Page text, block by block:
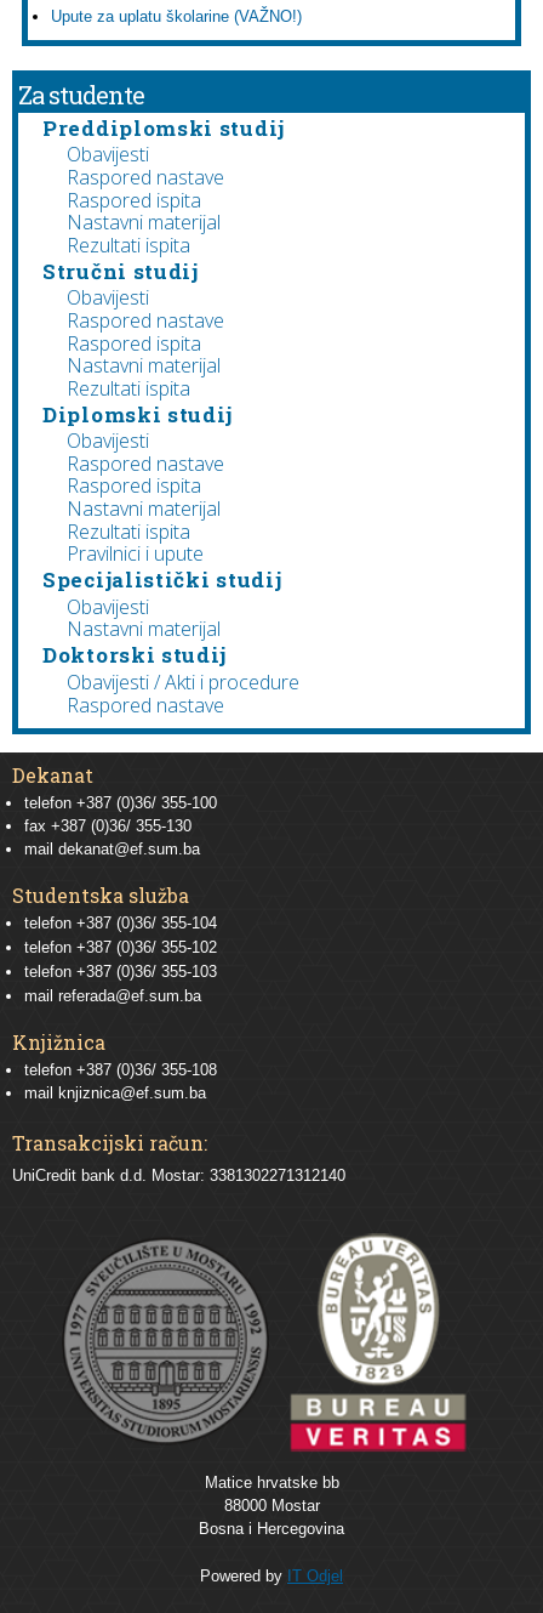
Upute za uplatu školarine (VAŽNO!)
Za studente
Preddiplomski studij
Obavijesti
Raspored nastave
Raspored ispita
Nastavni materijal
Rezultati ispita
Stručni studij
Obavijesti
Raspored nastave
Raspored ispita
Nastavni materijal
Rezultati ispita
Diplomski studij
Obavijesti
Raspored nastave
Raspored ispita
Nastavni materijal
Rezultati ispita
Pravilnici i upute
Specijalistički studij
Obavijesti
Nastavni materijal
Doktorski studij
Obavijesti / Akti i procedure
Raspored nastave
Dekanat
telefon +387 (0)36/ 355-100
fax +387 (0)36/ 355-130
mail dekanat@ef.sum.ba
Studentska služba
telefon +387 (0)36/ 355-104
telefon +387 (0)36/ 355-102
telefon +387 (0)36/ 355-103
mail referada@ef.sum.ba
Knjižnica
telefon +387 (0)36/ 355-108
mail knjiznica@ef.sum.ba
Transakcijski račun:
UniCredit bank d.d. Mostar: 3381302271312140
Matice hrvatske bb
88000 Mostar
Bosna i Hercegovina
Powered by IT Odjel